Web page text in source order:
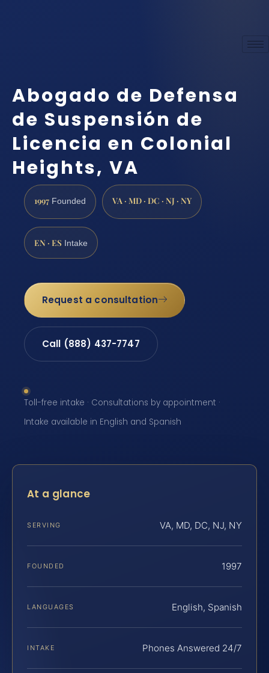
Abogado de Defensa
de Suspensión de
Licencia en Colonial
Heights, VA
1997 Founded VA · MD · DC · NJ · NY
EN · ES Intake
Request a consultation
Call (888) 437-7747
Toll-free intake · Consultations by appointment ·
Intake available in English and Spanish
At a glance
SERVING VA, MD, DC, NJ, NY
FOUNDED 1997
LANGUAGES English, Spanish
INTAKE Phones Answered 24/7